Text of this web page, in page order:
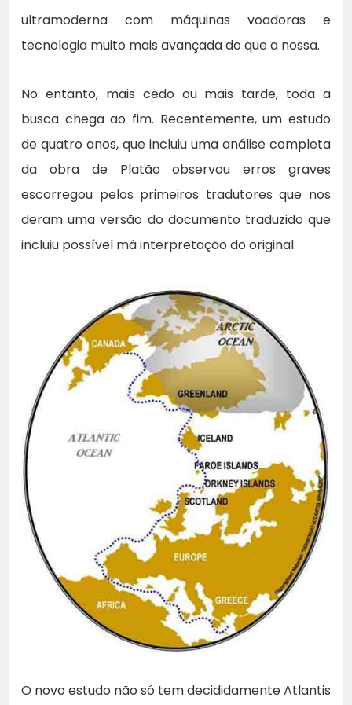
ultramoderna com máquinas voadoras e
tecnologia muito mais avançada do que a nossa.
No entanto, mais cedo ou mais tarde, toda a
busca chega ao fim. Recentemente, um estudo
de quatro anos, que incluiu uma análise completa
da obra de Platão observou erros graves
escorregou pelos primeiros tradutores que nos
deram uma versão do documento traduzido que
incluiu possível má interpretação do original.
O novo estudo não só tem decididamente Atlantis